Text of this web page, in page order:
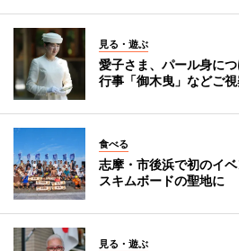
見る・遊ぶ
愛子さま、パール身に
行事「御木曳」などご
食べる
志摩・市後浜で初のイ
スキムボードの聖地に
見る・遊ぶ